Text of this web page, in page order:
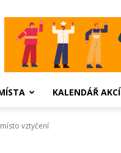
KALENDÁŘ AKCÍ
vztyčení